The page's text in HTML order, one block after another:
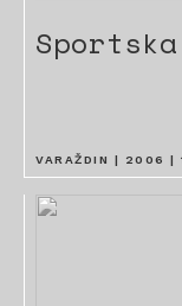
VARAŽDIN | 2006 |